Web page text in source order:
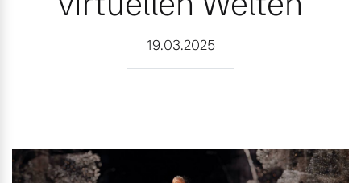
Volvo Gebrauchtwagenbörse
Gebrauchtwagen
Zubehörkatalog
19.03.2025